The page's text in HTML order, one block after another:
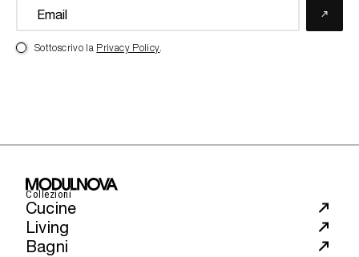
Sottoscrivo la Privacy Policy.
Collezioni
Cucine
Living
Bagni